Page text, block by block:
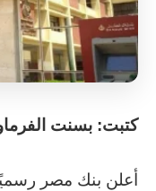
كتبت: بسنت
أعلن بنك مصر